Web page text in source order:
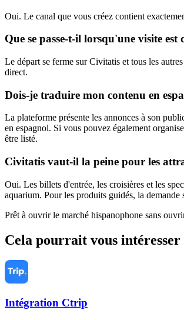
Oui. Le canal que vous créez contient
Que se passe-t-il lorsqu'une visite est
Le départ se ferme sur Civitatis et tous les
direct.
Dois-je traduire mon contenu en
La plateforme présente les annonces à son
en espagnol. Si vous pouvez également
être listé.
Civitatis vaut-il la peine pour les
Oui. Les billets d'entrée, les croisières et les
aquarium. Pour les produits guidés, la
Prêt à ouvrir le marché hispanophone sans
Cela pourrait vous intéresser
Intégration Ctrip